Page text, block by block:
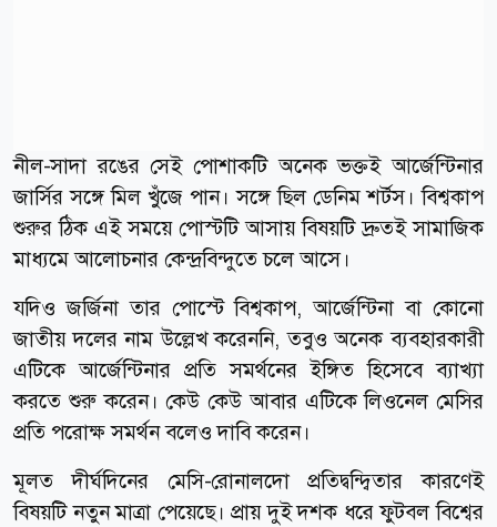
নীল-সাদা রঙের সেই পোশাকটি অনেক ভক্তই আর্জেন্টিনার
জার্সির সঙ্গে মিল খুঁজে পান। সঙ্গে ছিল ডেনিম শর্টস। বিশ্বকাপ
শুরুর ঠিক এই সময়ে পোস্টটি আসায় বিষয়টি দ্রুতই সামাজিক
মাধ্যমে আলোচনার কেন্দ্রবিন্দুতে চলে আসে।
যদিও জর্জিনা তার পোস্টে বিশ্বকাপ, আর্জেন্টিনা বা কোনো
জাতীয় দলের নাম উল্লেখ করেননি, তবুও অনেক ব্যবহারকারী
এটিকে আর্জেন্টিনার প্রতি সমর্থনের ইঙ্গিত হিসেবে ব্যাখ্যা
করতে শুরু করেন। কেউ কেউ আবার এটিকে লিওনেল মেসির
প্রতি পরোক্ষ সমর্থন বলেও দাবি করেন।
মূলত দীর্ঘদিনের মেসি-রোনালদো প্রতিদ্বন্দ্বিতার কারণেই
বিষয়টি নতুন মাত্রা পেয়েছে। প্রায় দুই দশক ধরে ফুটবল বিশ্বের